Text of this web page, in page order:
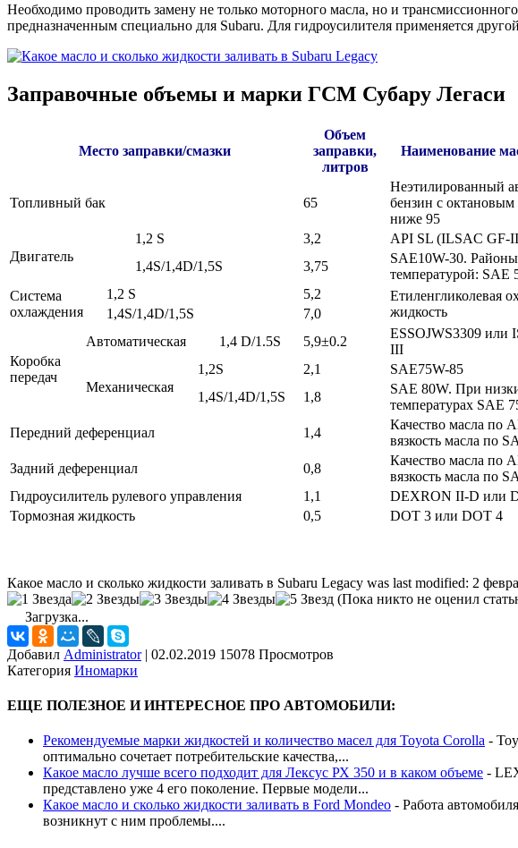
Необходимо проводить замену не только моторного масла, но и
предназначенным специально для Subaru. Для гидроусилителя применяется
Заправочные объемы и марки ГСМ Субару Легаси
Место заправки/смазки
Объем
заправки,
литров
Наименование
Топливный бак 65
Неэтилированный
бензин с
ниже 95
Двигатель
1,2 S 3,2
API SL (ILSAC GF-
1,4S/1,4D/1,5S
3,75
SAE10W-30.
температурой: SAE
Система
охлаждения
1,2 S 5,2
Етиленгликолевая
жидкость
1,4S/1,4D/1,5S 7,0
Коробка
передач
Автоматическая 1,4 D/1.5S 5,9±0.2
ESSOJWS3309 или
III
Механическая
1,2S 2,1
SAE75W-85
1,4S/1,4D/1,5S
1,8
SAE 80W. При
температурах SAE
Передний деференциал
1,4
Качество масла по
вязкость масла по
Задний деференциал
0,8
Качество масла по
вязкость масла по
Гидроусилитель рулевого управления
1,1
DEXRON II-D или
Тормозная жидкость
0,5 DOT 3 или DOT 4
Какое масло и сколько жидкости заливать в Subaru Legacy was last modified: 2
(Пока никто не оценил
Загрузка...
Добавил Administrator | 02.02.2019 15078 Просмотров
Категория Иномарки
ЕЩЕ ПОЛЕЗНОЕ И ИНТЕРЕСНОЕ ПРО АВТОМОБИЛИ:
Рекомендуемые марки жидкостей и количество масел для Toyota Corolla -
оптимально сочетает потребительские качества,...
Какое масло лучше всего подходит для Лексус РХ 350 и в каком объеме -
представлено уже 4 его поколение. Первые модели...
Какое масло и сколько жидкости заливать в Ford Mondeo - Работа
возникнут с ним проблемы....